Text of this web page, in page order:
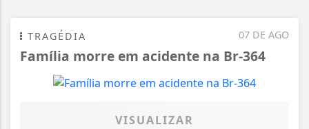
07 DE AGO
TRAGÉDIA
Família morre em acidente na Br-364
VISUALIZAR